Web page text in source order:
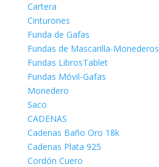
Cartera
Cinturones
Funda de Gafas
Fundas de Mascarilla-Monederos
Fundas LibrosTablet
Fundas Móvil-Gafas
Monedero
Saco
CADENAS
Cadenas Baño Oro 18k
Cadenas Plata 925
Cordón Cuero